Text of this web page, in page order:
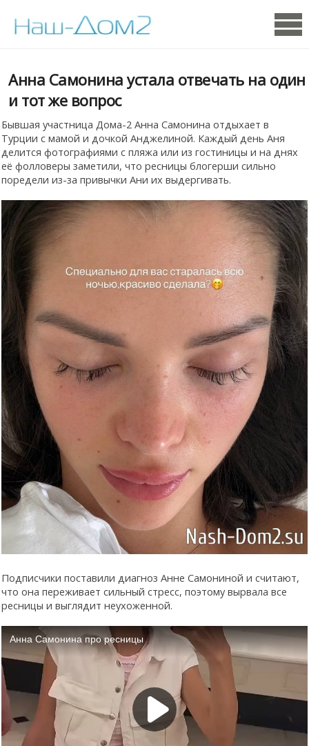
Анна Самонина устала отвечать на один
и тот же вопрос
Бывшая участница Дома-2 Анна Самонина отдыхает в
Турции с мамой и дочкой Анджелиной. Каждый день Аня
делится фотографиями с пляжа или из гостиницы и на днях
её фолловеры заметили, что ресницы блогерши сильно
поредели из-за привычки Ани их выдергивать.
Подписчики поставили диагноз Анне Самониной и считают,
что она переживает сильный стресс, поэтому вырвала все
ресницы и выглядит неухоженной.